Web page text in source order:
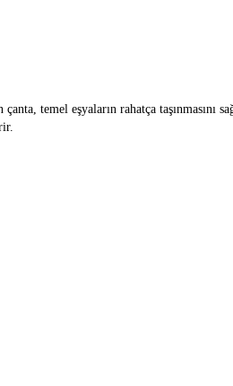
temel eşyaların rahatça taşınmasını